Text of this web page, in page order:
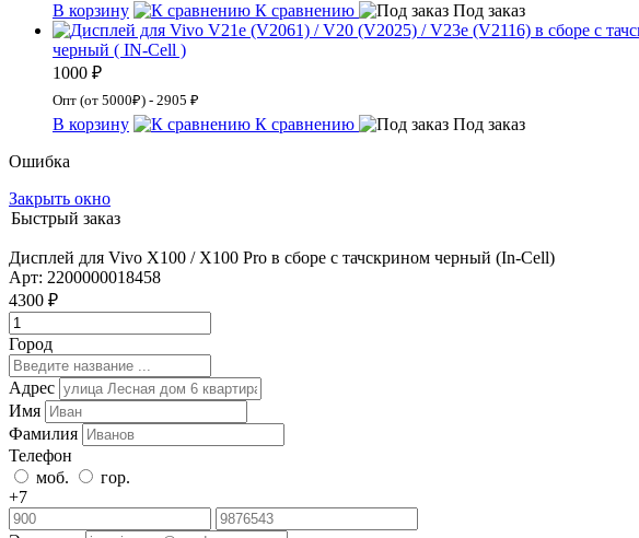
В корзину К сравнению
Под заказ
черный ( IN-Cell )
1000 ₽
Опт (от 5000₽) - 2905 ₽
В корзину К сравнению
Под заказ
Ошибка
Закрыть окно
Быстрый заказ
Дисплей для Vivo X100 / X100 Pro в сборе с тачскрином черный (In-Cell)
Арт: 2200000018458
4300 ₽
Город
Адрес
Имя
Фамилия
Телефон
моб.
гор.
+7